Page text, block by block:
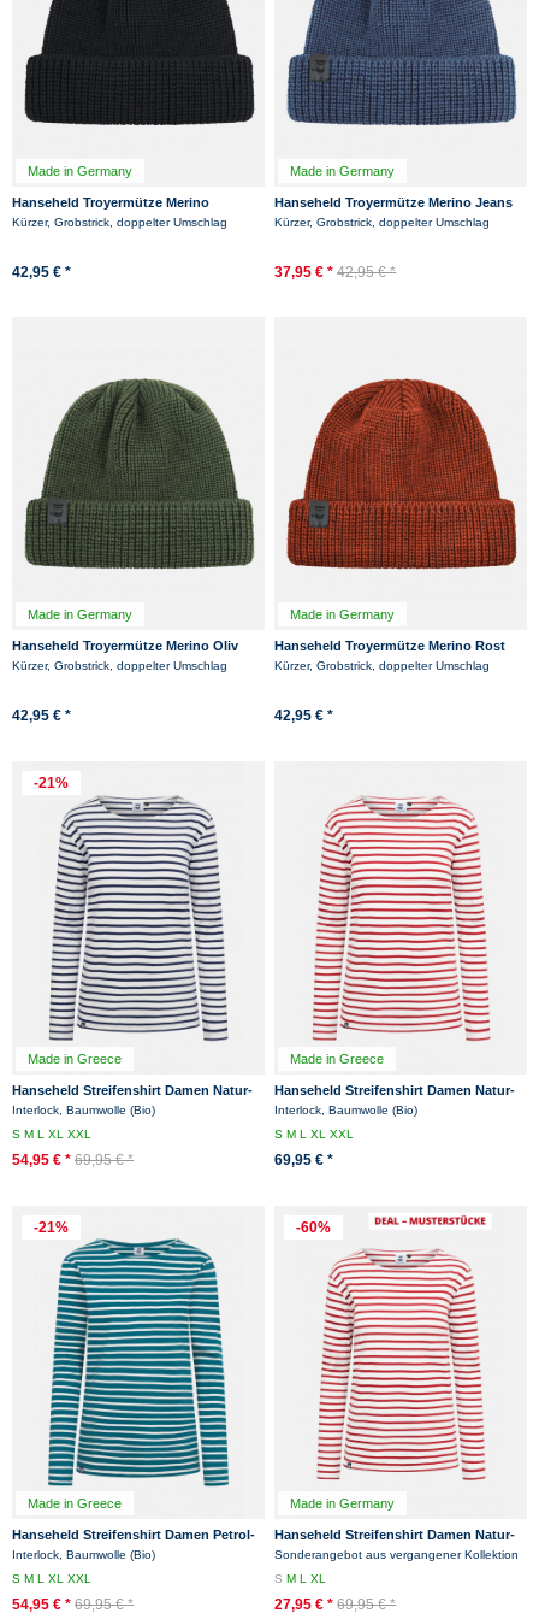
Made in Germany
Hanseheld Troyermütze Merino
Schwarz GOTS Organic
Kürzer, Grobstrick, doppelter Umschlag
42,95 € *
Made in Germany
Hanseheld Troyermütze Merino Jeans
Blau GOTS Organic
Kürzer, Grobstrick, doppelter Umschlag
37,95 € * 42,95 € *
Made in Germany
Hanseheld Troyermütze Merino Oliv
Grün GOTS Organic
Kürzer, Grobstrick, doppelter Umschlag
42,95 € *
Made in Germany
Hanseheld Troyermütze Merino Rost
Rot GOTS Organic
Kürzer, Grobstrick, doppelter Umschlag
42,95 € *
-21%
Made in Greece
Hanseheld Streifenshirt Damen Natur-
Marine Langarm Weiß Blau GOTS
Organic
Interlock, Baumwolle (Bio)
SMLXLXXL
54,95 € * 69,95 € *
Made in Greece
Hanseheld Streifenshirt Damen Natur-
Rot Langarm Weiß Rot GOTS Organic
Interlock, Baumwolle (Bio)
SMLXLXXL
69,95 € *
-21%
Made in Greece
Hanseheld Streifenshirt Damen Petrol-
Natur Langarm Blau Grün GOTS
Organic
Interlock, Baumwolle (Bio)
SMLXLXXL
54,95 € * 69,95 € *
-60%
Made in Germany
Hanseheld Streifenshirt Damen Natur-
Rot Langarm Weiß Rot 2023
Musterstücke
Sonderangebot aus vergangener Kollektion
SMLXL
27,95 € * 69,95 € *